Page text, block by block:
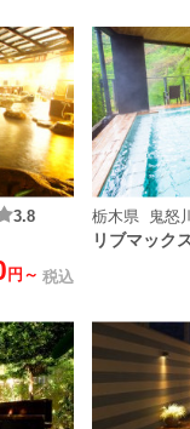
3.8
円～ 税込
リブマック